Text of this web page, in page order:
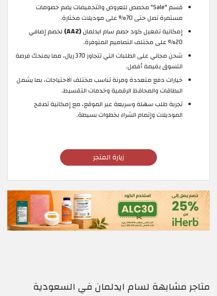
قسم "Sale" مخصص للعروض والتخفيضات يضم خصومات
مستمرة تصل حتى 70% على موديلات مختارة.
إمكانية تفعيل كود خصم سام ايدلمان(AA2)
لخصم إضافي
20% على مختلف التصاميم المتوفرة.
شحن مجاني على الطلبات التي تتجاوز 370 ريال، مما يمنحك فرصة
التسوق بقيمة أفضل.
خيارات دفع متعددة ومرنة تناسب مختلف الاحتياجات، بما يشمل
البطاقات والمحافظ الرقمية وخدمات التقسيط.
تجربة طلب سهلة وسريعة عبر الموقع، مع إمكانية تصفح
الموديلات وإتمام الشراء بخطوات بسيطة.
زيارة المتجر
متاجر مشابهة لسام ايدلمان في السعودية